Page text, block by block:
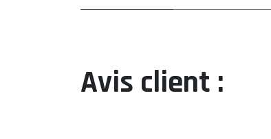
Avis client :